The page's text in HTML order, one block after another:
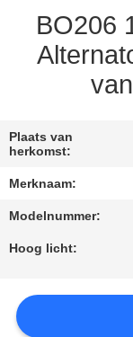
ONS
VERZOEK
OM EEN
CITAAT
SITEMAP
BO206
Plaats van
herkomst:
Merknaam:
Modelnummer:
Hoog licht: